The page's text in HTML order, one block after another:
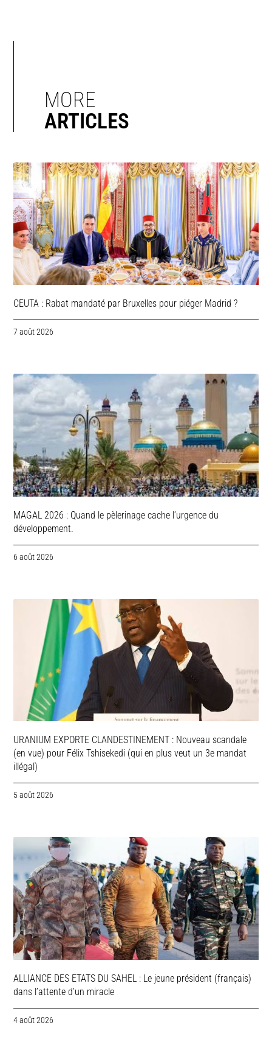
MORE
ARTICLES
CEUTA : Rabat mandaté par Bruxelles pour piéger Madrid ?
7 août 2026
MAGAL 2026 : Quand le pèlerinage cache l’urgence du
développement.
6 août 2026
URANIUM EXPORTE CLANDESTINEMENT : Nouveau scandale
(en vue) pour Félix Tshisekedi (qui en plus veut un 3e mandat
illégal)
5 août 2026
ALLIANCE DES ETATS DU SAHEL : Le jeune président (français)
dans l’attente d’un miracle
4 août 2026